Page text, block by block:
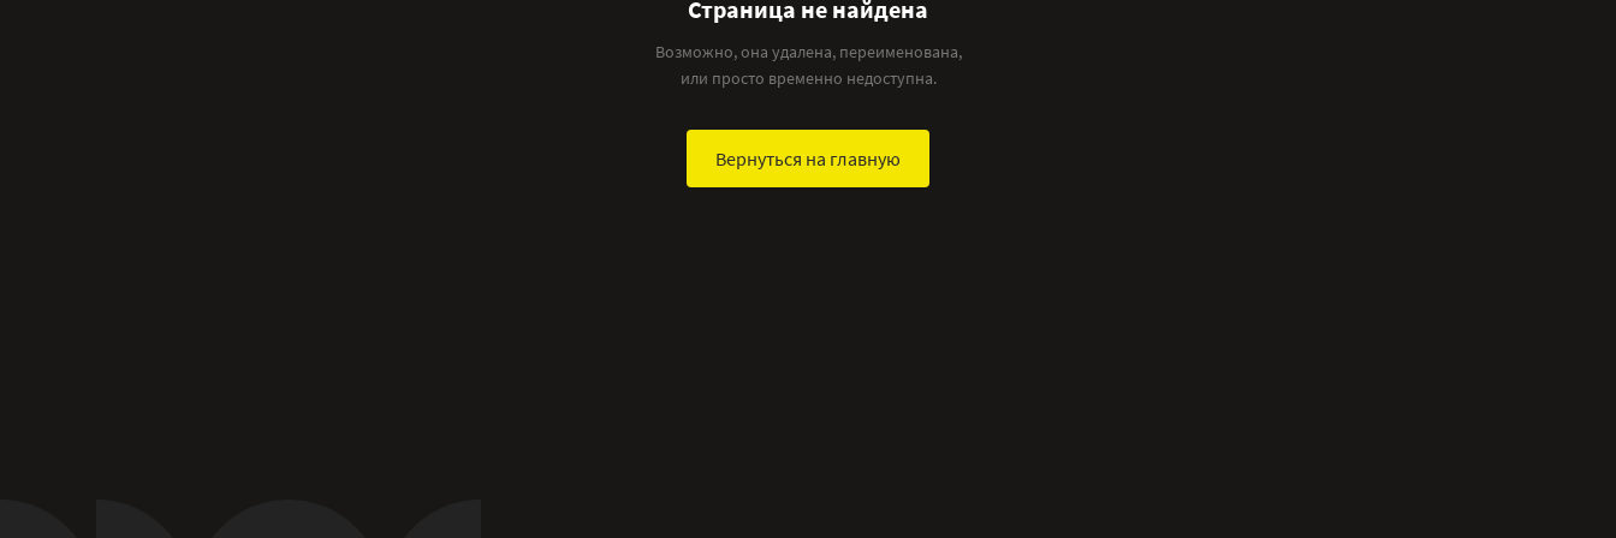
Страница не найдена
Возможно, она удалена, переименована,
или просто временно недоступна.
Вернуться на главную